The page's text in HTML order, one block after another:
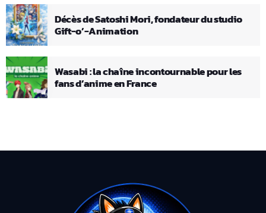
Décès de Satoshi Mori, fondateur du studio
Gift-o’-Animation
Wasabi : la chaîne incontournable pour les
fans d’anime en France